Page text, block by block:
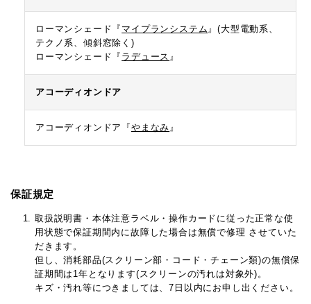
ローマンシェード『 マイプランシステム』(大型電動系、
テクノ系、傾斜窓除く)
ローマンシェード『 ラデュース 』
アコーディオンドア
アコーディオンドア『やまなみ』
保証規定
取扱説明書・本体注意ラベル・操作カードに従った正常な使
用状態で保証期間内に故障した場合は無償で修理 させていた
だきます。
但し、消耗部品(スクリーン部・コード・チェーン類)の無償保
証期間は1年となります(スクリーンの汚れは対象外)。
キズ・汚れ等につきましては、7日以内にお申し出ください。